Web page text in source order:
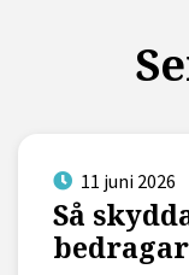
11 juni 2026
Så